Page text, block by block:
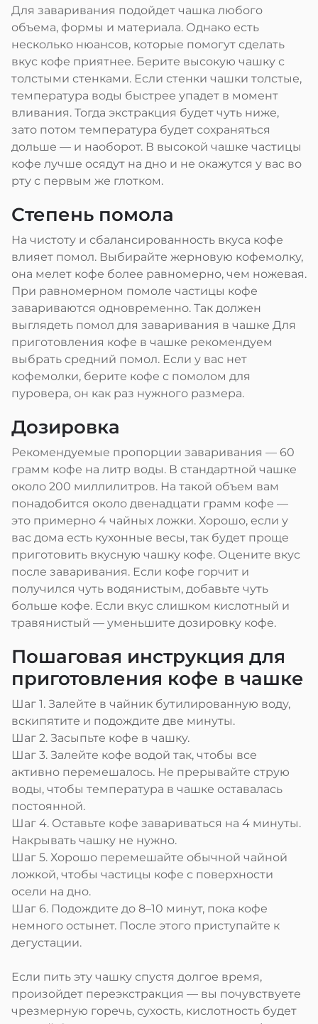
Для заваривания подойдет чашка любого
объема, формы и материала. Однако есть
несколько нюансов, которые помогут сделать
вкус кофе приятнее. Берите высокую чашку с
толстыми стенками. Если стенки чашки толстые,
температура воды быстрее упадет в момент
вливания. Тогда экстракция будет чуть ниже,
зато потом температура будет сохраняться
дольше — и наоборот. В высокой чашке частицы
кофе лучше осядут на дно и не окажутся у вас во
рту с первым же глотком.
Степень помола
На чистоту и сбалансированность вкуса кофе
влияет помол. Выбирайте жерновую кофемолку,
она мелет кофе более равномерно, чем ножевая.
При равномерном помоле частицы кофе
завариваются одновременно. Так должен
выглядеть помол для заваривания в чашке Для
приготовления кофе в чашке рекомендуем
выбрать средний помол. Если у вас нет
кофемолки, берите кофе с помолом для
пуровера, он как раз нужного размера.
Дозировка
Рекомендуемые пропорции заваривания — 60
грамм кофе на литр воды. В стандартной чашке
около 200 миллилитров. На такой объем вам
понадобится около двенадцати грамм кофе —
это примерно 4 чайных ложки. Хорошо, если у
вас дома есть кухонные весы, так будет проще
приготовить вкусную чашку кофе. Оцените вкус
после заваривания. Если кофе горчит и
получился чуть водянистым, добавьте чуть
больше кофе. Если вкус слишком кислотный и
травянистый — уменьшите дозировку кофе.
Пошаговая инструкция для
приготовления кофе в чашке
Шаг 1. Залейте в чайник бутилированную воду,
вскипятите и подождите две минуты.
Шаг 2. Засыпьте кофе в чашку.
Шаг 3. Залейте кофе водой так, чтобы все
активно перемешалось. Не прерывайте струю
воды, чтобы температура в чашке оставалась
постоянной.
Шаг 4. Оставьте кофе завариваться на 4 минуты.
Накрывать чашку не нужно.
Шаг 5. Хорошо перемешайте обычной чайной
ложкой, чтобы частицы кофе с поверхности
осели на дно.
Шаг 6. Подождите до 8–10 минут, пока кофе
немного остынет. После этого приступайте к
дегустации.
Если пить эту чашку спустя долгое время,
произойдет переэкстракция — вы почувствуете
чрезмерную горечь, сухость, кислотность будет